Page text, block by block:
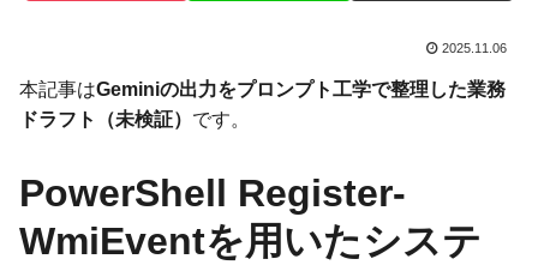
2025.11.06
本記事はGeminiの出力をプロンプト工学で整理した業務
ドラフト（未検証） です。
PowerShell Register-
WmiEventを用いたシステ